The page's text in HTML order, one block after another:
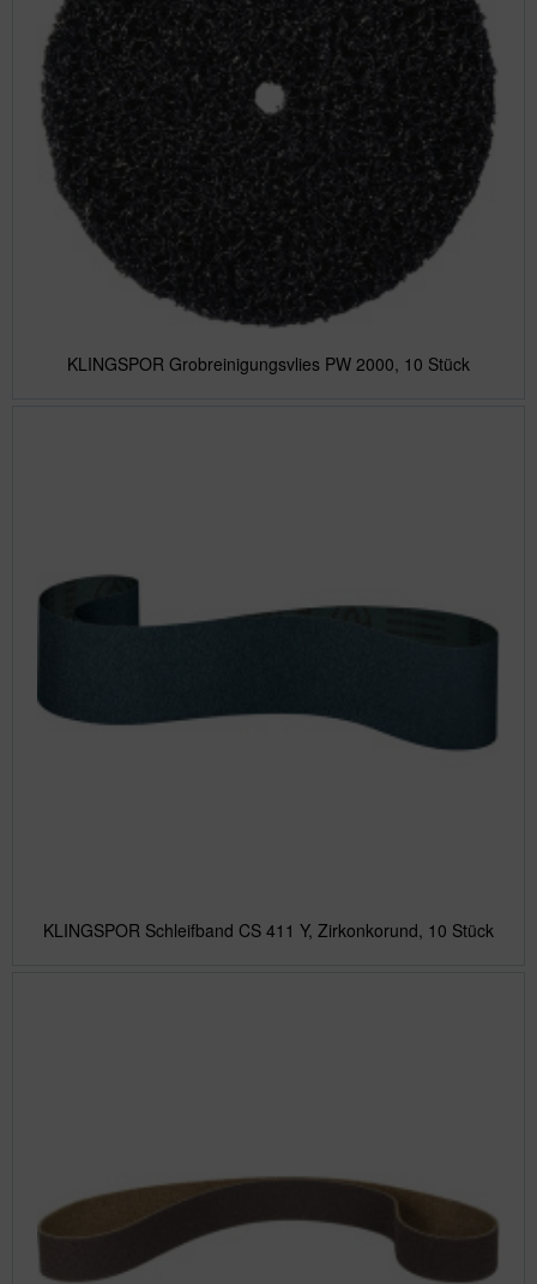
KLINGSPOR Grobreinigungsvlies PW 2000, 10 Stück
KLINGSPOR Schleifband CS 411 Y, Zirkonkorund, 10 Stück